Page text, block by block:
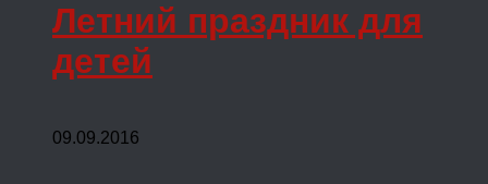
Летний праздник для
детей
09.09.2016